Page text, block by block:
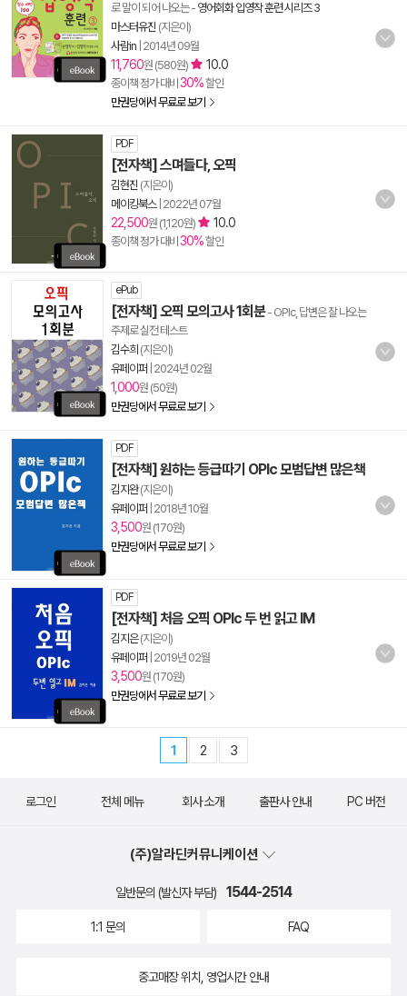
로 말이 되어 나오는- 영어회화 입영작 훈련 시리즈 3
마스터유진 (지은이)
사람in 2014년 09월
11,760원 (580원) 10.0
종이책 정가 대비 30%할인
만권당에서 무료로 보기
PDF
[전자책] 스며들다, 오픽
김현진 (지은이)
메이킹북스| 2022년 07월
22,500원 (1,120원) 10.0
종이책 정가 대비 30%할인
ePub
[전자책] 오픽 모의고사 1회분- OPIc, 답변은 잘 나오는
주제로 실전 테스트
김수희 (지은이)
유페이퍼 2024년 02월
1,000원 (50원)
만권당에서 무료로 보기
PDF
[전자책] 원하는 등급따기 OPIc 모범답변 많은책
김지완(지은이)
유페이퍼 2018년 10월
3,500원 (170원)
만권당에서 무료로 보기
PDF
[전자책] 처음 오픽 OPIc 두 번 읽고 IM
김지은(지은이)
유페이퍼 2019년 02월
3,500원 (170원)
만권당에서 무료로 보기
1 2 3
로그인 전체 메뉴 회사 소개 출판사 안내 PC 버전
(주)알라딘커뮤니케이션
일반문의 (발신자 부담) 1544-2514
1:1 문의 FAQ
중고매장 위치, 영업시간 안내